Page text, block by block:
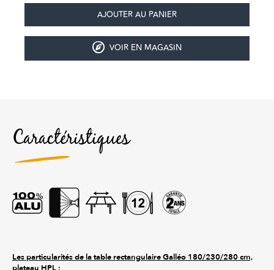
VOIR EN MAGASIN
Caractéristiques
Les particularités de la table rectangulaire Galléo 180/230/280 cm,